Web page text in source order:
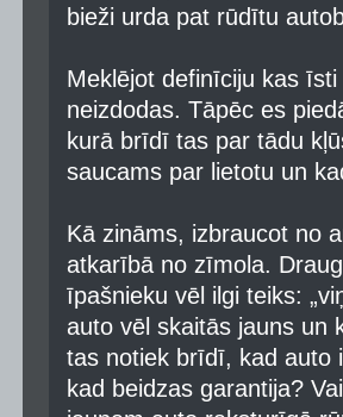
bieži urda pat rūdītu
Meklējot definīciju kas
neizdodas. Tāpēc es
kurā brīdī tas par tādu
saucams par lietotu un
Kā zināms, izbraucot no
atkarībā no zīmola.
īpašnieku vēl ilgi teiks:
auto vēl skaitās jauns un
tas notiek brīdī, kad auto
kad beidzas garantija?